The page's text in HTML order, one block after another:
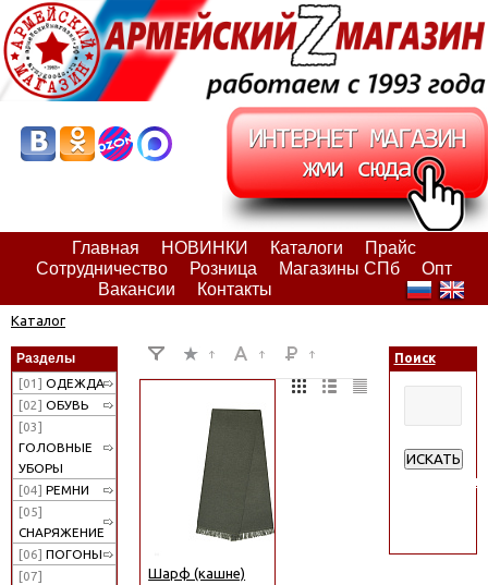
Главная НОВИНКИ Каталоги
Прайс
Сотрудничество
Розница Магазины СПб
Опт
Вакансии
Контакты
Каталог
Разделы
[01] ОДЕЖДА
[02] ОБУВЬ
[03]
ГОЛОВНЫЕ
УБОРЫ
[04] РЕМНИ
[05]
СНАРЯЖЕНИЕ
[06] ПОГОНЫ
[07]
Шарф (кашне)
Поиск
ИСКАТЬ